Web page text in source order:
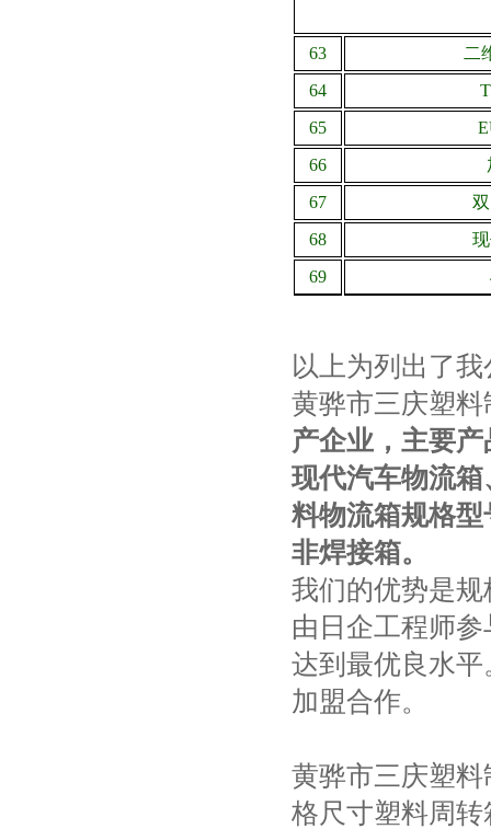
63
二
64
65
66
67
68
69
以上为列出了
黄骅市三庆塑
产企业，主要产
现代汽车物流箱
料物流箱规格型
非焊接箱。
我们的优势是
由日企工程师
达到最优良水
加盟合作。
黄骅市三庆塑
格尺寸塑料周